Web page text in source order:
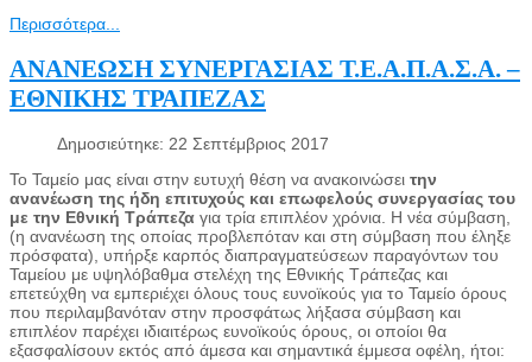
Περισσότερα...
ΑΝΑΝΕΩΣΗ ΣΥΝΕΡΓΑΣΙΑΣ Τ.Ε.Α.Π.Α.Σ.Α. –
ΕΘΝΙΚΗΣ ΤΡΑΠΕΖΑΣ
Δημοσιεύτηκε: 22 Σεπτέμβριος 2017
Το Ταμείο μας είναι στην ευτυχή θέση να ανακοινώσει την
ανανέωση της ήδη επιτυχούς και επωφελούς συνεργασίας του
με την Εθνική Τράπεζα για τρία επιπλέον χρόνια. Η νέα σύμβαση,
(η ανανέωση της οποίας προβλεπόταν και στη σύμβαση που έληξε
πρόσφατα), υπήρξε καρπός διαπραγματεύσεων παραγόντων του
Ταμείου με υψηλόβαθμα στελέχη της Εθνικής Τράπεζας και
επετεύχθη να εμπεριέχει όλους τους ευνοϊκούς για το Ταμείο όρους
που περιλαμβανόταν στην προσφάτως λήξασα σύμβαση και
επιπλέον παρέχει ιδιαιτέρως ευνοϊκούς όρους, οι οποίοι θα
εξασφαλίσουν εκτός από άμεσα και σημαντικά έμμεσα οφέλη, ήτοι: